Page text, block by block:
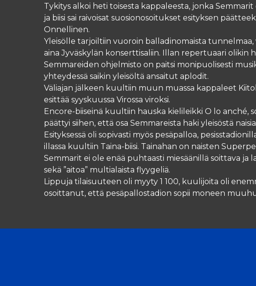
Tykitys alkoi heti toisesta kappaleesta, jonka
ja biisi sai raivoisat suosionosoitukset esityksen
Onnellinen.
Yleisölle tarjoiltiin vuoroin balladinomaista
aina Jyväskylän konserttisaliin. Illan repertuaari
Semmareiden ohjelmisto on paitsi monipuolisesti
yhteydessä saikin yleisöltä ansaitut aplodit.
Väliajan jälkeen kuultiin muun muassa kappaleet
esittää syyskuussa Virossa viroksi.
Encore-biiseinä kuultiin hauska kielileikki O lo anché,
päättyi siihen, että osa Semmareista haki yleisöstä
Esityksessä oli sopivasti myös pesäpalloa,
illassa kuultiin Taina-biisi. Tainahan on naisten
Semmarit ei ole enää puhtaasti miesäänillä soittava
sekä ”aitoa” multialaista flyygeliä.
Lippuja tilaisuuteen oli myyty 1 100, kuulijoita oli
osoittanut, että pesäpallostadion sopii moneen